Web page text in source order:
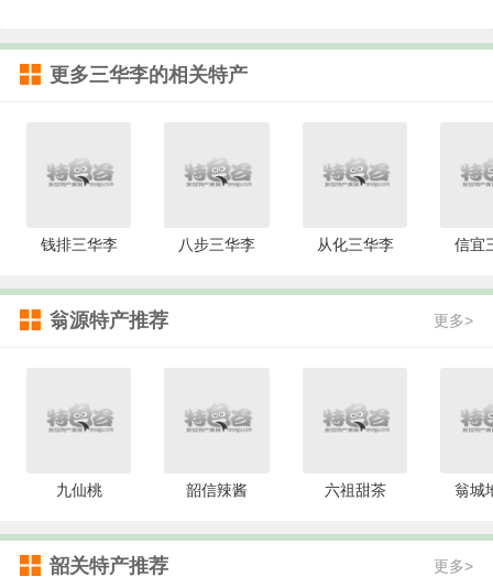
更多三华李的相关特产
钱排三华李 八步三华李 从化三华李 信宜
翁源特产推荐 更多>
九仙桃 韶信辣酱 六祖甜茶 翁城
韶关特产推荐 更多>